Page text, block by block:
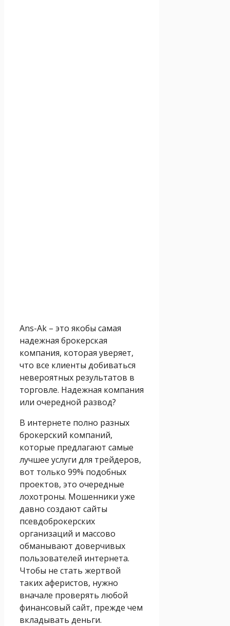
Ans-Ak – это якобы самая
надежная брокерская
компания, которая уверяет,
что все клиенты добиваться
невероятных результатов в
торговле. Надежная компания
или очередной развод?
В интернете полно разных
брокерский компаний,
которые предлагают самые
лучшее услуги для трейдеров,
вот только 99% подобных
проектов, это очередные
лохотроны. Мошенники уже
давно создают сайты
псевдоброкерских
организаций и массово
обманывают доверчивых
пользователей интернета.
Чтобы не стать жертвой
таких аферистов, нужно
вначале проверять любой
финансовый сайт, прежде чем
вкладывать деньги.